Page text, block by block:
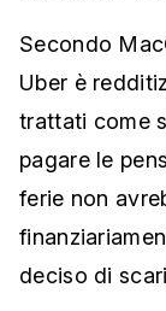
Secondo
Uber è
trattati come
pagare le
ferie non
deciso di